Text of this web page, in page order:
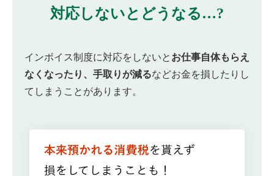
対応しないとどうなる…?
インボイス制度に対応をしないと お仕事⾃体もらえ
なくなったり、 手取りが減るなどお金を損したりし
てしまうことがあります。